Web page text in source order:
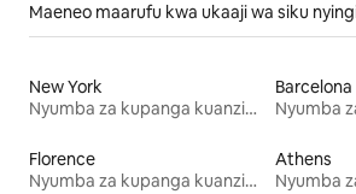
Maeneo maarufu kwa ukaaji wa siku
New York
Nyumba za kupanga kuanzia mwezi mmoja
Barcelona
Florence
Nyumba za kupanga kuanzia mwezi mmoja
Athens